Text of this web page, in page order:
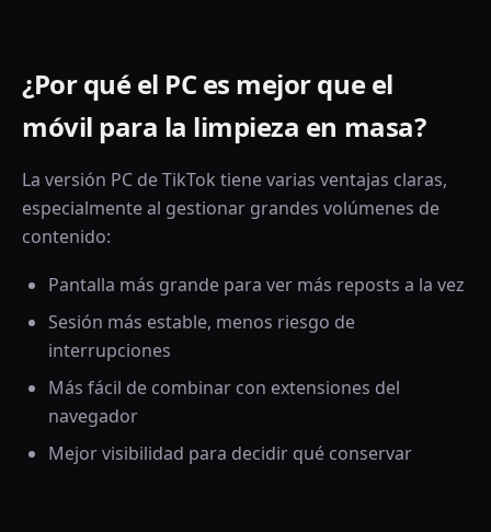
¿Por qué el PC es mejor que el
móvil para la limpieza en masa?
La versión PC de TikTok tiene varias ventajas claras,
especialmente al gestionar grandes volúmenes de
contenido:
Pantalla más grande para ver más reposts a la vez
Sesión más estable, menos riesgo de
interrupciones
Más fácil de combinar con extensiones del
navegador
Mejor visibilidad para decidir qué conservar